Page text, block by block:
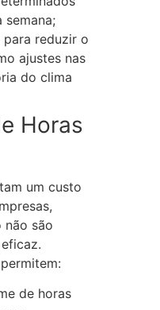
semana;
para reduzir o
ajustes nas
do clima
Horas
um custo
não são
de horas